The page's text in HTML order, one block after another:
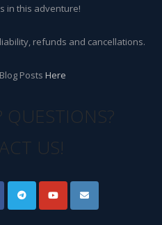
in this adventure!
refunds and cancellations.
Posts Here
QUESTIONS?
US!